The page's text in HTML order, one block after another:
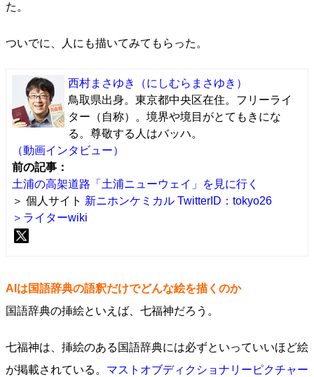
た。
ついでに、人にも描いてみてもらった。
西村まさゆき
（にしむらまさゆき）
鳥取県出身。東京都中央区在住。フリーライ
ター（自称）。境界や境目がとてもきにな
る。尊敬する人はバッハ。
（動画インタビュー）
前の記事：
土浦の高架道路「土浦ニューウェイ」を見に行く
＞ 個人サイト 新ニホンケミカル TwitterID：tokyo26
＞ライターwiki
AIは国語辞典の語釈だけでどんな絵を描くのか
国語辞典の挿絵といえば、七福神だろう。
七福神は、挿絵のある国語辞典には必ずといっていいほど絵
が掲載されている。 マストオブディクショナリーピクチャー